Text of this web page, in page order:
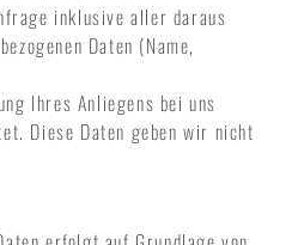
inklusive aller daraus
Daten (Name,
Ihres Anliegens bei uns
Diese Daten geben wir nicht